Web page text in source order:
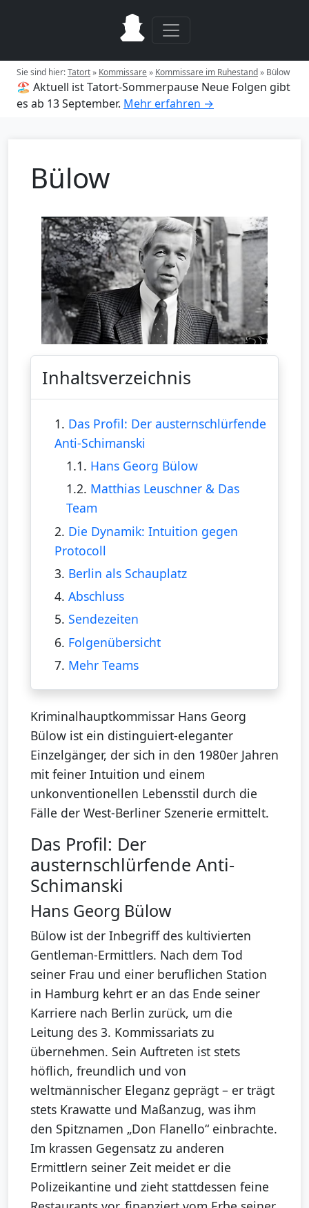
Sie sind hier:Tatort» Kommissare» Kommissare im Ruhestand» Bülow
🏖️ Aktuell ist Tatort-Sommerpause Neue Folgen gibt
es ab 13 September. Mehr erfahren →
Bülow
Inhaltsverzeichnis
1. Das Profil: Der austernschlürfende
Anti-Schimanski
1.1. Hans Georg Bülow
1.2. Matthias Leuschner & Das
Team
2. Die Dynamik: Intuition gegen
Protocoll
3. Berlin als Schauplatz
4. Abschluss
5. Sendezeiten
6. Folgenübersicht
7. Mehr Teams
Kriminalhauptkommissar Hans Georg
Bülow ist ein distinguiert-eleganter
Einzelgänger, der sich in den 1980er Jahren
mit feiner Intuition und einem
unkonventionellen Lebensstil durch die
Fälle der West-Berliner Szenerie ermittelt.
Das Profil: Der
austernschlürfende Anti-
Schimanski
Hans Georg Bülow
Bülow ist der Inbegriff des kultivierten
Gentleman-Ermittlers. Nach dem Tod
seiner Frau und einer beruflichen Station
in Hamburg kehrt er an das Ende seiner
Karriere nach Berlin zurück, um die
Leitung des 3. Kommissariats zu
übernehmen. Sein Auftreten ist stets
höflich, freundlich und von
weltmännischer Eleganz geprägt – er trägt
stets Krawatte und Maßanzug, was ihm
den Spitznamen „Don Flanello“ einbrachte.
Im krassen Gegensatz zu anderen
Ermittlern seiner Zeit meidet er die
Polizeikantine und zieht stattdessen feine